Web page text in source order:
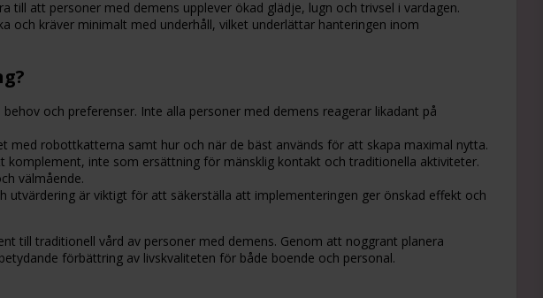
till att personer med demens upplever ökad glädje, lugn och trivsel i vardagen.
och kräver minimalt med underhåll, vilket underlättar hanteringen inom
och preferenser. Inte alla personer med demens reagerar likadant på
med robottkatterna samt hur och när de bäst används för att skapa maximal nytta.
komplement, inte som ersättning för mänsklig kontakt och traditionella aktiviteter.
välmående.
utvärdering är viktigt för att säkerställa att implementeringen ger önskad effekt och
till traditionell vård av personer med demens. Genom att noggrant planera
förbättring av livskvaliteten för både boende och personal.